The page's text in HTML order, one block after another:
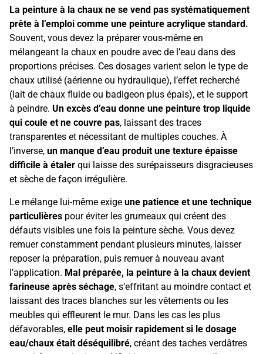
La peinture à la chaux ne se vend pas systématiquement
prête à l’emploi comme une peinture acrylique standard.
Souvent, vous devez la préparer vous-même en
mélangeant la chaux en poudre avec de l’eau dans des
proportions précises. Ces dosages varient selon le type de
chaux utilisé (aérienne ou hydraulique), l’effet recherché
(lait de chaux fluide ou badigeon plus épais), et le support
à peindre. Un excès d’eau donne une peinture trop liquide
qui coule et ne couvre pas, laissant des traces
transparentes et nécessitant de multiples couches. À
l’inverse, un manque d’eau produit une texture épaisse
difficile à étaler qui laisse des surépaisseurs disgracieuses
et sèche de façon irrégulière.
Le mélange lui-même exige une patience et une technique
particulières pour éviter les grumeaux qui créent des
défauts visibles une fois la peinture sèche. Vous devez
remuer constamment pendant plusieurs minutes, laisser
reposer la préparation, puis remuer à nouveau avant
l’application. Mal préparée, la peinture à la chaux devient
farineuse après séchage, s’effritant au moindre contact et
laissant des traces blanches sur les vêtements ou les
meubles qui effleurent le mur. Dans les cas les plus
défavorables, elle peut moisir rapidement si le dosage
eau/chaux était déséquilibré, créant des taches verdâtres